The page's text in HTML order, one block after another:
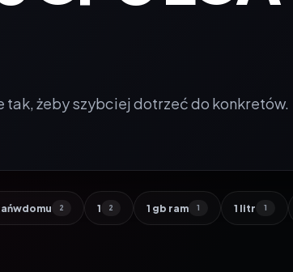
żeby szybciej dotrzeć do konkretów.
2 1 2 1 gb ram 1 1 litr 1